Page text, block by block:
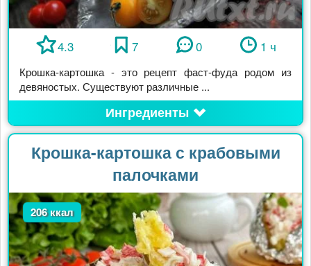
4.3 7 0 1 ч
Крошка-картошка - это рецепт фаст-фуда родом из
девяностых. Существуют различные ...
Ингредиенты
Крошка-картошка с крабовыми
палочками
206 ккал